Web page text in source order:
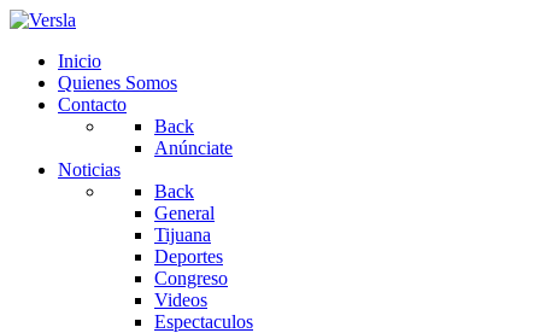
Inicio
Quienes Somos
Contacto
Back
Anúnciate
Noticias
Back
General
Tijuana
Deportes
Congreso
Videos
Espectaculos